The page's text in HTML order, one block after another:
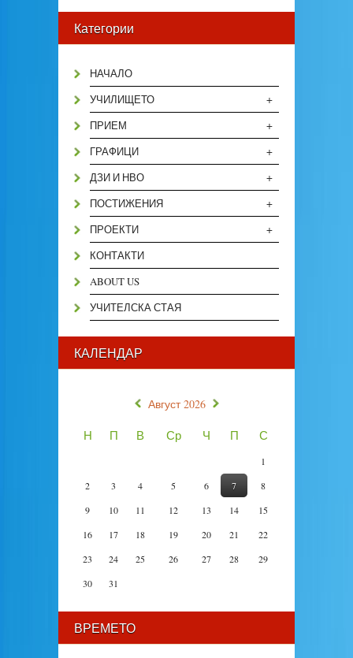
Категории
НАЧАЛО
+
УЧИЛИЩЕТО
+
ПРИЕМ
+
ГРАФИЦИ
+
ДЗИ И НВО
+
ПОСТИЖЕНИЯ
+
ПРОЕКТИ
КОНТАКТИ
ABOUT US
УЧИТЕЛСКА СТАЯ
КАЛЕНДАР
« Август 2026 »
Н П В Ср Ч П С
1
2
3 4 5 6 7
8
9
10 11 12 13 14
15
16
17 18 19 20 21
22
23
24 25 26 27 28
29
30
31
ВРЕМЕТО